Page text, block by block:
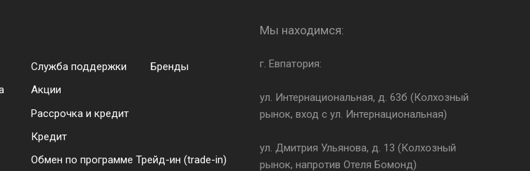
Служба поддержки
Акции
Рассрочка и кредит
Кредит
Обмен по программе Трейд-ин (trade-in)
Бренды
Мы находимся:
г. Евпатория:
ул. Интернациональная, д. 63б (Колхозный
рынок, вход с ул. Интернациональная)
ул. Дмитрия Ульянова, д. 13 (Колхозный
рынок, напротив Отеля Бомонд)